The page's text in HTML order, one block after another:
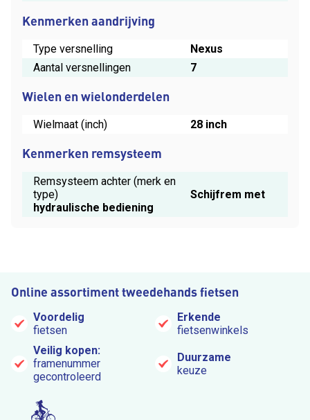
Kenmerken aandrijving
Type versnelling
Nexus
Aantal versnellingen
7
Wielen en wielonderdelen
Wielmaat (inch) 28 inch
Kenmerken remsysteem
Remsysteem achter (merk en
type)
Schijfrem met
hydraulische bediening
Online assortiment tweedehands fietsen
Voordelig
fietsen
Erkende
fietsenwinkels
Veilig kopen:
framenummer
gecontroleerd
Duurzame
keuze